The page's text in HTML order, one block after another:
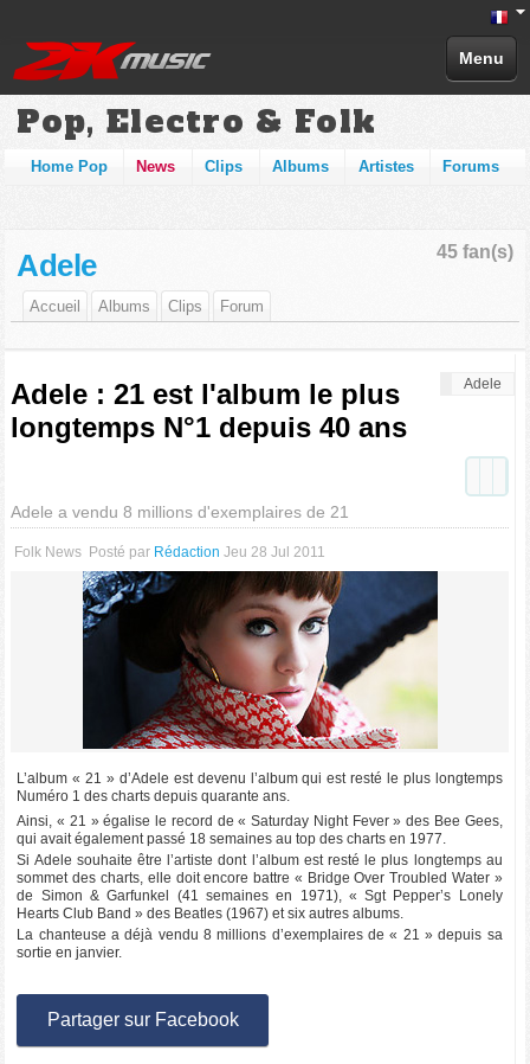
Menu
Pop, Electro & Folk
Home Pop News Clips Albums Artistes Forums
45 fan(s)
Adele
Accueil Albums Clips Forum
Adele
Adele : 21 est l'album le plus
longtemps N°1 depuis 40 ans
Adele a vendu 8 millions d'exemplaires de 21
Folk News Posté par Rédaction Jeu 28 Jul 2011
L’album « 21 » d’Adele est devenu l’album qui est resté le plus longtemps
Numéro 1 des charts depuis quarante ans.
Ainsi, « 21 » égalise le record de « Saturday Night Fever » des Bee Gees,
qui avait également passé 18 semaines au top des charts en 1977.
Si Adele souhaite être l’artiste dont l’album est resté le plus longtemps au
sommet des charts, elle doit encore battre « Bridge Over Troubled Water »
de Simon & Garfunkel (41 semaines en 1971), « Sgt Pepper’s Lonely
Hearts Club Band » des Beatles (1967) et six autres albums.
La chanteuse a déjà vendu 8 millions d’exemplaires de « 21 » depuis sa
sortie en janvier.
Partager sur Facebook